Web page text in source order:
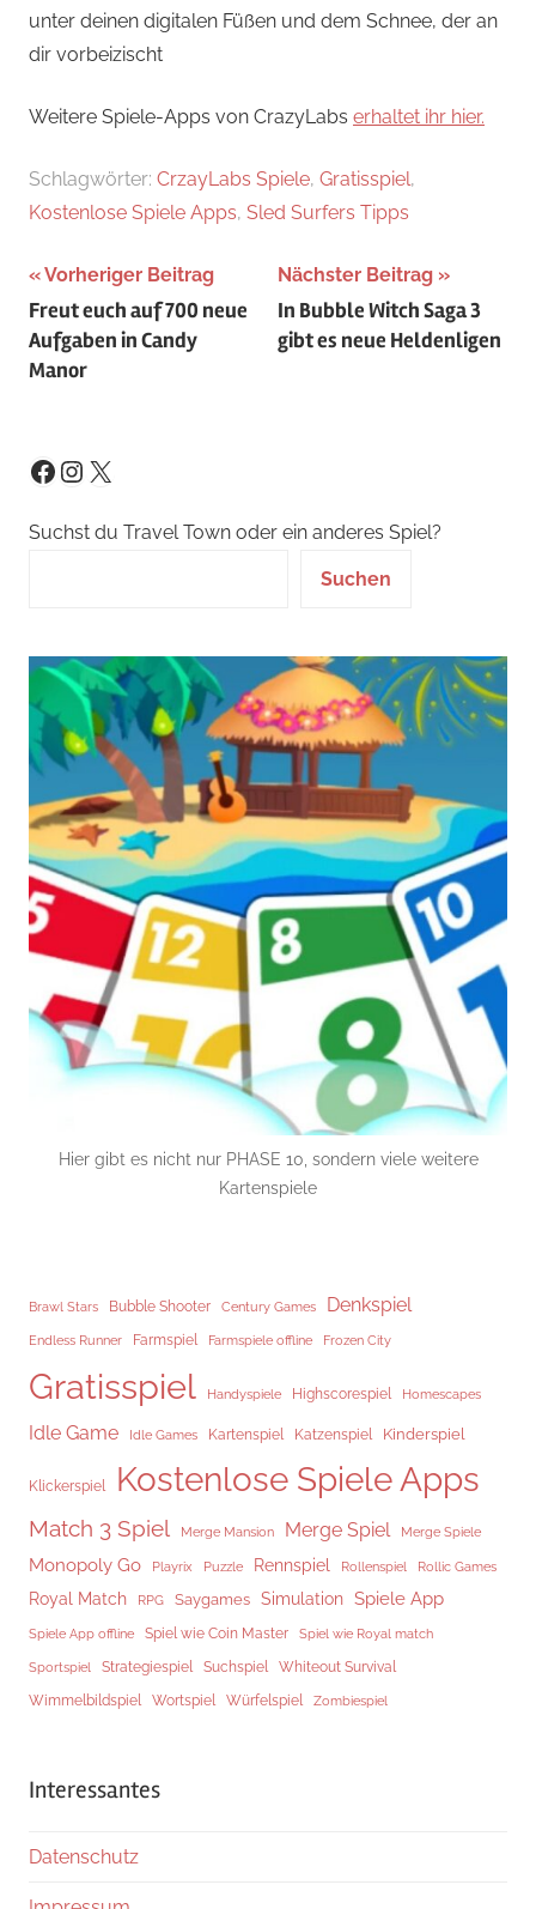
unter deinen digitalen Füßen und dem Schnee, der an
dir vorbeizischt
Weitere Spiele-Apps von CrazyLabs erhaltet ihr hier.
Schlagwörter: CrzayLabs Spiele, Gratisspiel,
Kostenlose Spiele Apps, Sled Surfers Tipps
Beitragsnavigation
Vorheriger Beitrag
Freut euch auf 700 neue
Aufgaben in Candy
Manor
Nächster Beitrag
In Bubble Witch Saga 3
gibt es neue Heldenligen
Facebook
Instagram
X
Suchst du Travel Town oder ein anderes Spiel?
Suchen
Hier gibt es nicht nur PHASE 10, sondern viele weitere
Kartenspiele
Brawl Stars Bubble Shooter Century Games Denkspiel
Endless Runner Farmspiel Farmspiele offline Frozen City
Gratisspiel Handyspiele Highscorespiel Homescapes
Idle Game Idle Games Kartenspiel Katzenspiel Kinderspiel
Klickerspiel Kostenlose Spiele Apps
Match 3 Spiel Merge Mansion Merge Spiel Merge Spiele
Monopoly Go Playrix Puzzle Rennspiel Rollenspiel Rollic Games
Royal Match RPG Saygames Simulation Spiele App
Spiele App offline Spiel wie Coin Master Spiel wie Royal match
Sportspiel Strategiespiel Suchspiel
Whiteout Survival
Wimmelbildspiel
Wortspiel Würfelspiel Zombiespiel
Interessantes
Datenschutz